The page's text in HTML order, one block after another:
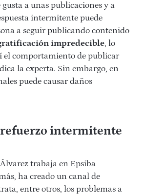
a unas publicaciones y a
intermitente puede
a seguir publicando contenido
impredecible, lo
el comportamiento de publicar
la experta. Sin embargo, en
puede causar daños
refuerzo intermitente
trabaja en Epsiba
ha creado un canal de
entre otros, los problemas a